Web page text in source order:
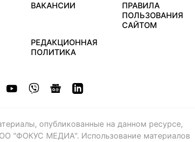
ВАКАНСИИ
ПРАВИЛА
ПОЛЬЗОВАНИЯ
САЙТОМ
РЕДАКЦИОННАЯ
ПОЛИТИКА
опубликованные на данном ресурсе,
"ФОКУС МЕДИА". Использование материалов